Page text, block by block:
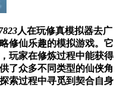
人在玩修真模拟器去广
修仙乐趣的模拟游戏。它
玩家在修炼过程中能获得
了众多不同类型的仙侠角
索过程中寻觅到契合自身